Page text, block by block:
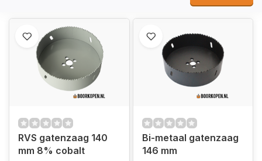
RVS gatenzaag 140
mm 8% cobalt
Bi-metaal gatenzaag
146 mm